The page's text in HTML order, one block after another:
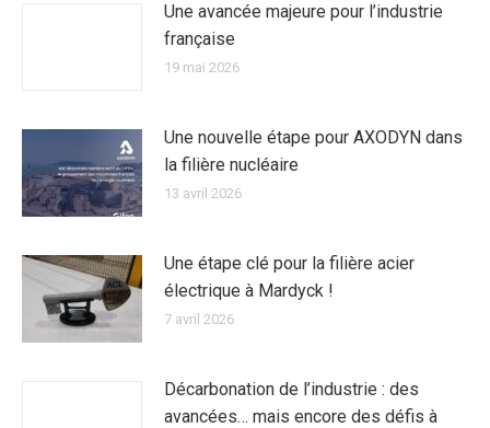
Une avancée majeure pour l’industrie
française
19 mai 2026
Une nouvelle étape pour AXODYN dans
la filière nucléaire
13 avril 2026
Une étape clé pour la filière acier
électrique à Mardyck !
7 avril 2026
Décarbonation de l’industrie : des
avancées… mais encore des défis à